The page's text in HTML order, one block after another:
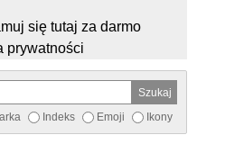
się tutaj za darmo
prywatności
Indeks Emoji Ikony